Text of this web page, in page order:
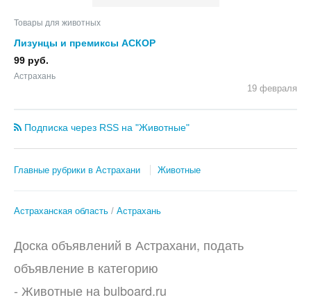
Товары для животных
Лизунцы и премиксы АСКОР
99 руб.
Астрахань
19 февраля
Подписка через RSS на "Животные"
Главные рубрики в Астрахани Животные
Астраханская область Астрахань
Доска объявлений в Астрахани, подать
объявление в категорию
- Животные на bulboard.ru